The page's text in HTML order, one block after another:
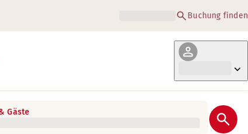
Buchung finden
Gäste